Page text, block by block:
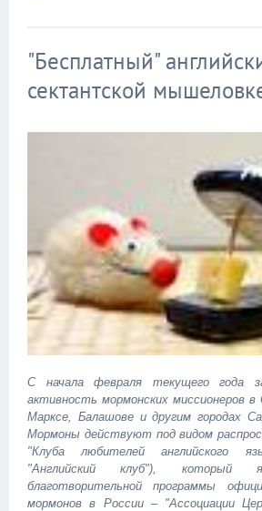
"Бесплатный"
сектантской
С начала февраля текущего года
активность мормонских миссионеров в
Марксе, Балашове и другим городах
Мормоны действуют под видом
"Клуба любителей английского
"Английский клуб"), который
благотворительной программы
мормонов в России – "Ассоциации